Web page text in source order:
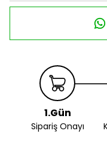
1.Gün
Sipariş Onayı